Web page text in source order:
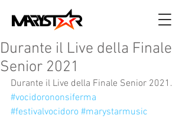
Durante il Live della Finale
Senior 2021
Durante il Live della Finale Senior 2021.
#vocidorononsiferma
#festivalvocidoro #marystarmusic